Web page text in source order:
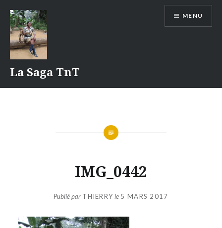
contenu
La Saga TnT
MENU
IMG_0442
Publié par THIERRYle 5 MARS 2017